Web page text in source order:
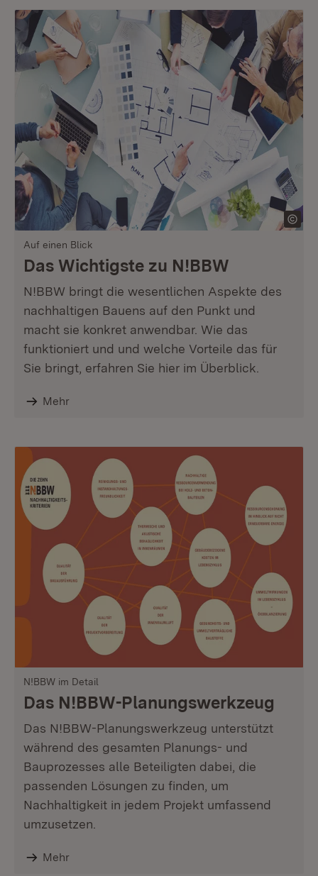
Auf einen Blick
Das Wichtigste zu N!BBW
N!BBW bringt die wesentlichen Aspekte des
nachhaltigen Bauens auf den Punkt und
macht sie konkret anwendbar. Wie das
funktioniert und und welche Vorteile das für
Sie bringt, erfahren Sie hier im Überblick.
Mehr
N!BBW im Detail
Das N!BBW-Planungswerkzeug
Das N!BBW-Planungswerkzeug unterstützt
während des gesamten Planungs- und
Bauprozesses alle Beteiligten dabei, die
passenden Lösungen zu finden, um
Nachhaltigkeit in jedem Projekt umfassend
umzusetzen.
Mehr